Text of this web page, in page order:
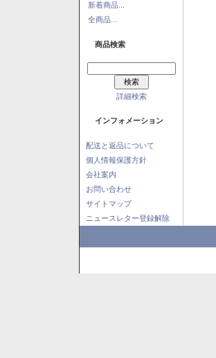
新着商品...
全商品...
商品検索
詳細検索
インフォメーション
配送と返品について
個人情報保護方針
会社案内
お問い合わせ
サイトマップ
ニュースレター登録解除